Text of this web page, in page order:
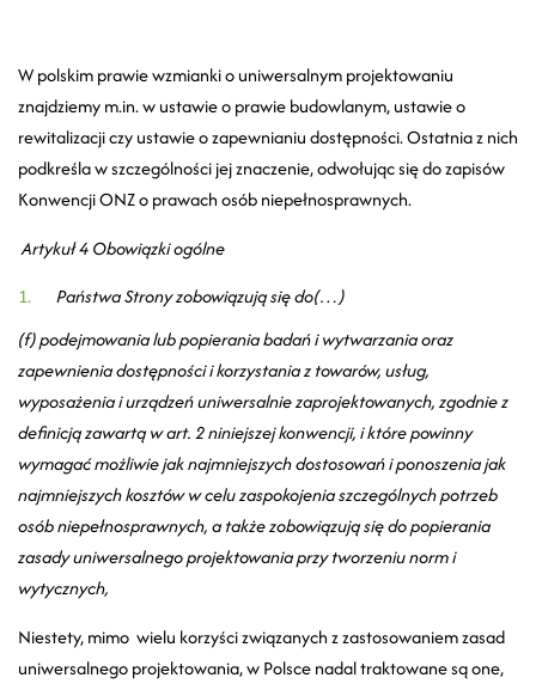
W polskim prawie wzmianki o uniwersalnym projektowaniu
znajdziemy m.in. w ustawie o prawie budowlanym, ustawie o
rewitalizacji czy ustawie o zapewnianiu dostępności. Ostatnia z nich
podkreśla w szczególności jej znaczenie, odwołując się do zapisów
Konwencji ONZ o prawach osób niepełnosprawnych.
Artykuł 4 Obowiązki ogólne
Państwa Strony zobowiązują się do(…)
(f) podejmowania lub popierania badań i wytwarzania oraz
zapewnienia dostępności i korzystania z towarów, usług,
wyposażenia i urządzeń uniwersalnie zaprojektowanych, zgodnie z
definicją zawartą w art. 2 niniejszej konwencji, i które powinny
wymagać możliwie jak najmniejszych dostosowań i ponoszenia jak
najmniejszych kosztów w celu zaspokojenia szczególnych potrzeb
osób niepełnosprawnych, a także zobowiązują się do popierania
zasady uniwersalnego projektowania przy tworzeniu norm i
wytycznych,
Niestety, mimo wielu korzyści związanych z zastosowaniem zasad
uniwersalnego projektowania, w Polsce nadal traktowane są one,